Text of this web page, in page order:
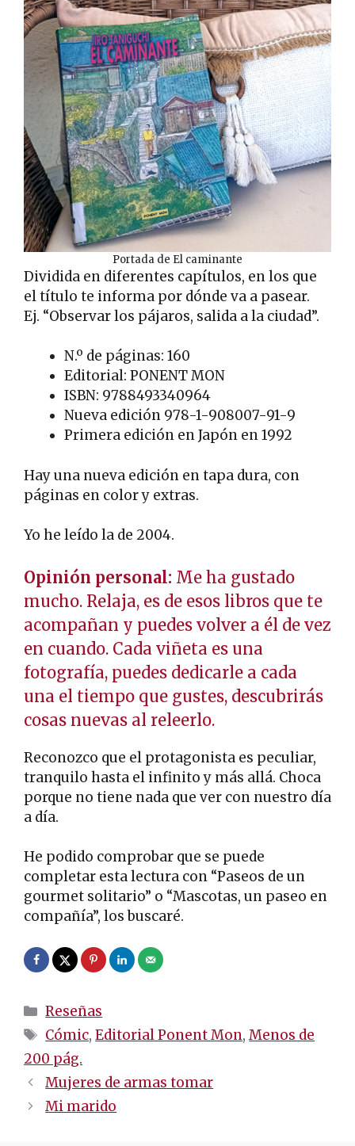
Portada de El caminante
Dividida en diferentes capítulos, en los que
el título te informa por dónde va a pasear.
Ej. “Observar los pájaros, salida a la ciudad”.
N.º de páginas: 160
Editorial: PONENT MON
ISBN: 9788493340964
Nueva edición 978-1-908007-91-9
Primera edición en Japón en 1992
Hay una nueva edición en tapa dura, con
páginas en color y extras.
Yo he leído la de 2004.
Opinión personal: Me ha gustado
mucho. Relaja, es de esos libros que te
acompañan y puedes volver a él de vez
en cuando. Cada viñeta es una
fotografía, puedes dedicarle a cada
una el tiempo que gustes, descubrirás
cosas nuevas al releerlo.
Reconozco que el protagonista es peculiar,
tranquilo hasta el infinito y más allá. Choca
porque no tiene nada que ver con nuestro día
a día.
He podido comprobar que se puede
completar esta lectura con “Paseos de un
gourmet solitario” o “Mascotas, un paseo en
compañía”, los buscaré.
Categorías
Reseñas
Etiquetas
Cómic,Editorial Ponent Mon,Menos de
200 pág.
Navegación
de
entradas
Mujeres de armas tomar
Mi marido